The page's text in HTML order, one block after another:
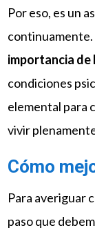
Por eso, es un
importancia
condiciones
elemental para
vivir
Cómo
Para averiguar
paso que